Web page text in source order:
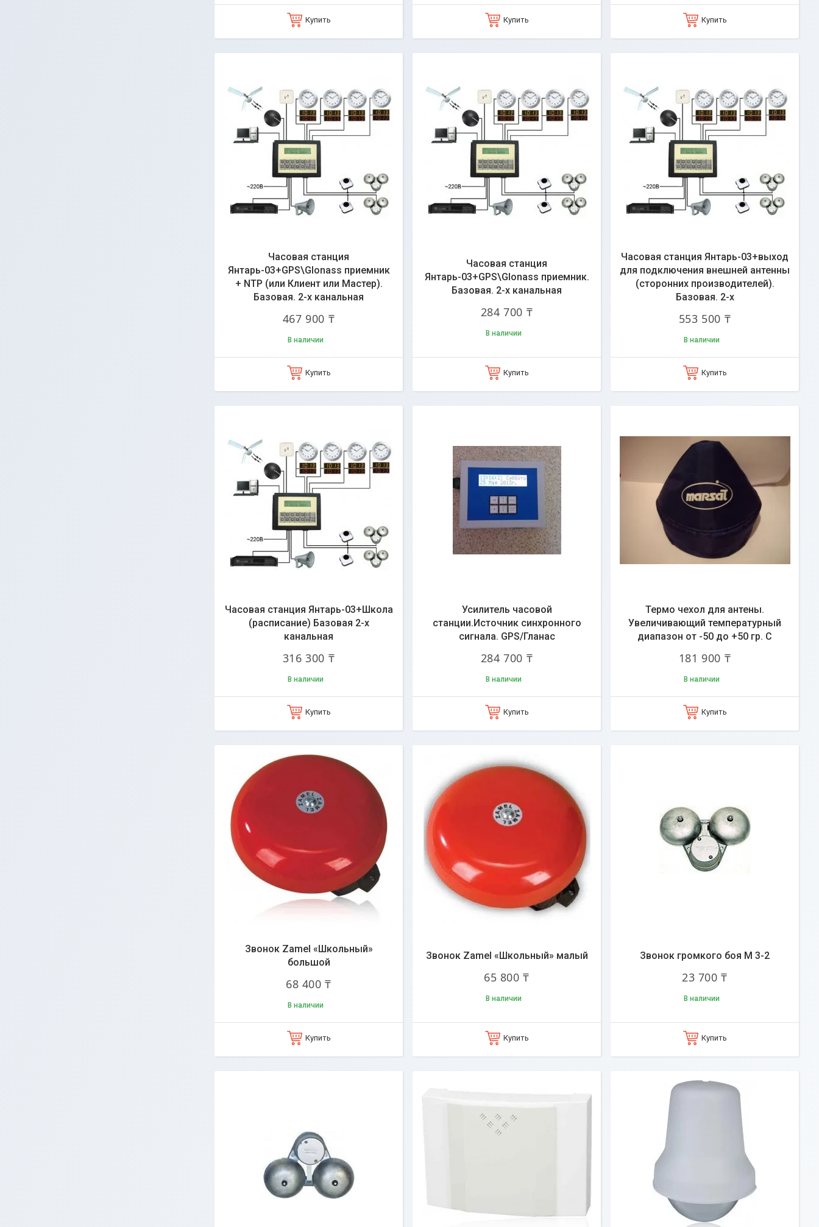
Купить Купить Купить
Часовая станция
Янтарь-03+GPS\Glonass приемник
+ NTP (или Клиент или Мастер).
Базовая. 2-х канальная
467 900 ₸
В наличии
Купить
Часовая станция
Янтарь-03+GPS\Glonass приемник.
Базовая. 2-х канальная
284 700 ₸
В наличии
Купить
Часовая станция Янтарь-03+выход
для подключения внешней антенны
(сторонних производителей).
Базовая. 2-х
553 500 ₸
В наличии
Купить
Часовая станция Янтарь-03+Школа
(расписание) Базовая 2-х
канальная
316 300 ₸
В наличии
Купить
Усилитель часовой
станции.Источник синхронного
сигнала. GPS/Гланас
284 700 ₸
В наличии
Купить
Термо чехол для антены.
Увеличивающий температурный
диапазон от -50 до +50 гр. С
181 900 ₸
В наличии
Купить
Звонок Zamel «Школьный»
большой
68 400 ₸
В наличии
Купить
Звонок Zamel «Школьный» малый
65 800 ₸
В наличии
Купить
Звонок громкого боя М 3-2
23 700 ₸
В наличии
Купить